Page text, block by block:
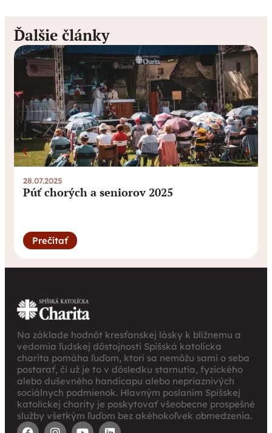
Ďalšie články
28.07.2025
Púť chorých a seniorov 2025
Prečítať
Na základe hodnôt kresťanskej lásky k blížnemu a
vedomia ľudskej dôstojnosti Spišská katolícka
charita pomáha ľuďom, ktorí sa nemôžu sami o seba
postarať, či už je to v dôsledku starnutia, fyzického
alebo duševného handicapu alebo nepriaznivých
sociálnych podmienok. Hlavným poslaním Spišskej
katolíckej charity je poskytovať všeobecne prospešné
služby všetkým ľuďom bez akéhokoľvek obmedzenia.